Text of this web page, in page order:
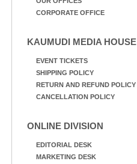
CORPORATE OFFICE
KAUMUDI MEDIA HOUSE
EVENT TICKETS
SHIPPING POLICY
RETURN AND REFUND POLICY
CANCELLATION POLICY
ONLINE DIVISION
EDITORIAL DESK
MARKETING DESK